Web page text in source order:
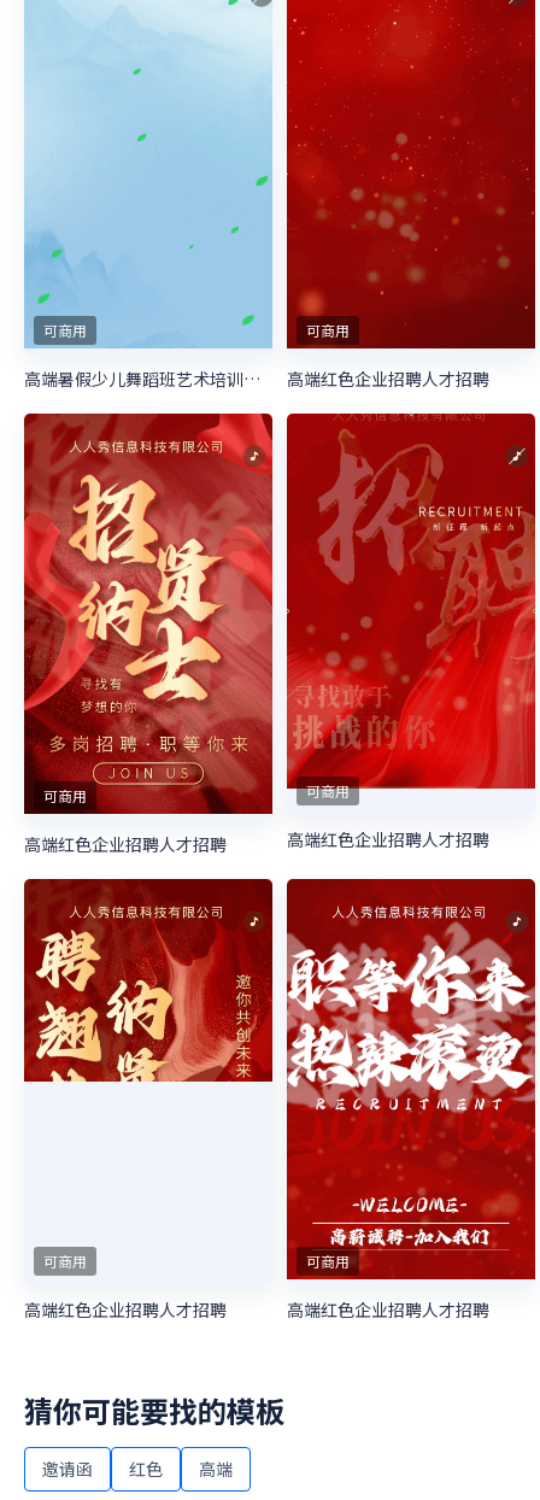
可商用
高端暑假少儿舞蹈班艺术培训招生宣传
可商用
高端红色企业招聘人才招聘
可商用
高端红色企业招聘人才招聘
可商用
高端红色企业招聘人才招聘
可商用
高端红色企业招聘人才招聘
可商用
高端红色企业招聘人才招聘
猜你可能要找的模板
邀请函 红色 高端